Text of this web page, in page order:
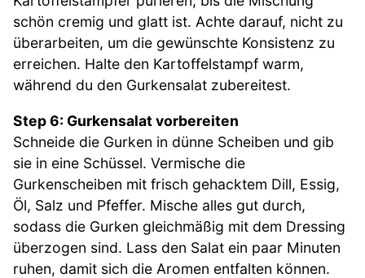
schön cremig und glatt ist. Achte darauf, nicht zu
überarbeiten, um die gewünschte Konsistenz zu
erreichen. Halte den Kartoffelstampf warm,
während du den Gurkensalat zubereitest.
Step 6: Gurkensalat vorbereiten
Schneide die Gurken in dünne Scheiben und gib
sie in eine Schüssel. Vermische die
Gurkenscheiben mit frisch gehacktem Dill, Essig,
Öl, Salz und Pfeffer. Mische alles gut durch,
sodass die Gurken gleichmäßig mit dem Dressing
überzogen sind. Lass den Salat ein paar Minuten
ruhen, damit sich die Aromen entfalten können.